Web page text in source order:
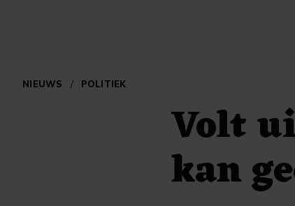
NIEUWS / POLITIEK
Volt
kan